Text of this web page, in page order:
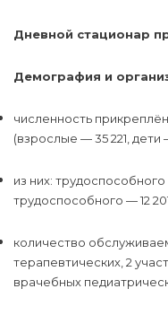
Дневной стационар
Демография и
численность
(взрослые — 35 221, дети
из них:
трудоспособного — 12
количество
терапевтических, 2
врачебных